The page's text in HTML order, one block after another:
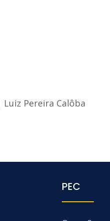
Luiz Pereira Calôba
PEC